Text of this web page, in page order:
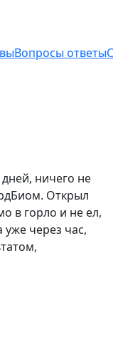
Вопросы ответы
ничего не
Открыл
в горло и не ел,
через час,